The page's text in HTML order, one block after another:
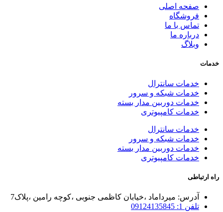
صفحه اصلی
فروشگاه
تماس با ما
درباره ما
وبلاگ
خدمات
خدمات سانترال
خدمات شبکه و سرور
خدمات دوربین مدار بسته
خدمات کامپیوتری
خدمات سانترال
خدمات شبکه و سرور
خدمات دوربین مدار بسته
خدمات کامپیوتری
راه ارتباطی
آدرس: میرداماد ،خیابان کاظمی جنوبی ،کوچه رامین ،پلاک7
تلفن 1: 09124135845